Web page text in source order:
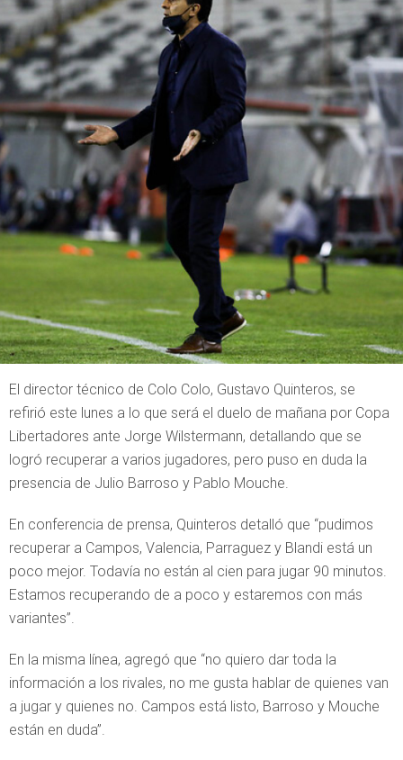
El director técnico de Colo Colo, Gustavo Quinteros, se
refirió este lunes a lo que será el duelo de mañana por Copa
Libertadores ante Jorge Wilstermann, detallando que se
logró recuperar a varios jugadores, pero puso en duda la
presencia de Julio Barroso y Pablo Mouche.
En conferencia de prensa, Quinteros detalló que “pudimos
recuperar a Campos, Valencia, Parraguez y Blandi está un
poco mejor. Todavía no están al cien para jugar 90 minutos.
Estamos recuperando de a poco y estaremos con más
variantes”.
En la misma línea, agregó que “no quiero dar toda la
información a los rivales, no me gusta hablar de quienes van
a jugar y quienes no. Campos está listo, Barroso y Mouche
están en duda”.